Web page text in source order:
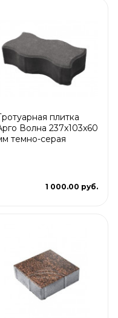
плитка
Волна 237x103x60
темно-серая
1 000.00 руб.